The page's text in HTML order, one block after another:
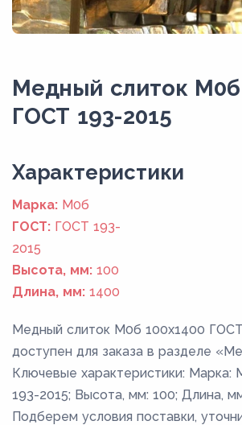
Медный слиток М0б
ГОСТ 193-2015
Xарактеристики
Марка: М0б
ГОСТ: ГОСТ 193-
2015
Высота, мм: 100
Длина, мм: 1400
Медный слиток М0б 100x1400
доступен для заказа в разделе
Ключевые характеристики:
193-2015; Высота, мм: 100; Длина,
Подберем условия поставки,